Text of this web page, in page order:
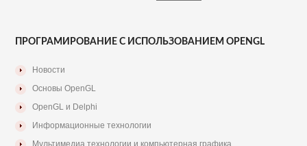
ПРОГРАМИРОВАНИЕ С ИСПОЛЬЗОВАНИЕМ OPENGL
Новости
Основы OpenGL
OpenGL и Delphi
Информационные технологии
Мультимедиа технологии и компьютерная графика